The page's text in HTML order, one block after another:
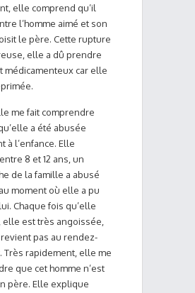
elle comprend qu’il
l’homme aimé et son
le père. Cette rupture
elle a dû prendre
médicamenteux car elle
me fait comprendre
a été abusée
à l’enfance. Elle
8 et 12 ans, un
de la famille a abusé
moment où elle a pu
Chaque fois qu’elle
elle est très angoissée,
pas au rendez-
Très rapidement, elle me
que cet homme n’est
père. Elle explique